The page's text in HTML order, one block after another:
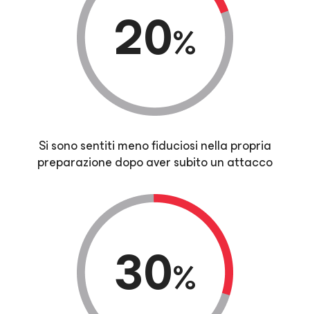
20%
Si sono sentiti meno fiduciosi nella propria
preparazione dopo aver subito un attacco
30%